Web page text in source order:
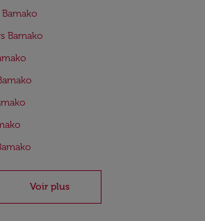
Bamako
Voir plus